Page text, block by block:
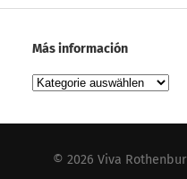
Más información
Más
© 2026 Viva